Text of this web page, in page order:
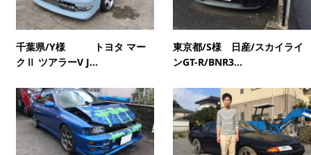
千葉県/Y様 トヨタ マー
クⅡ ツアラーV J...
東京都/S様 日産/スカイライ
ンGT-R/BNR3...